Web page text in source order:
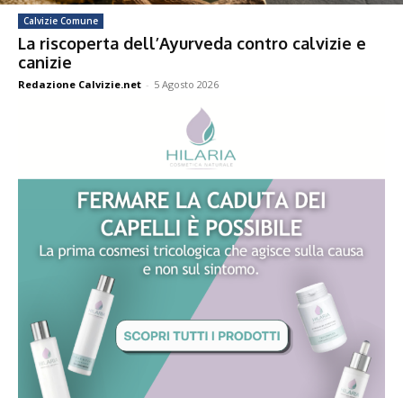
Calvizie Comune
La riscoperta dell’Ayurveda contro calvizie e
canizie
Redazione Calvizie.net - 5 Agosto 2026